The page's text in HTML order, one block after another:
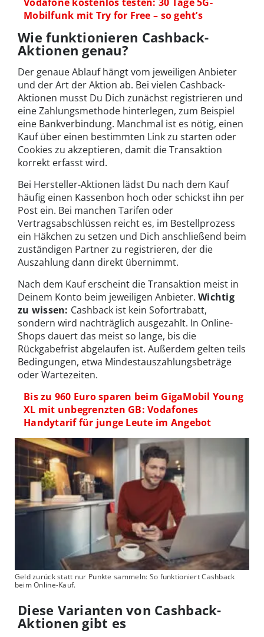
Vodafone kostenlos testen: 30 Tage 5G-
Mobilfunk mit Try for Free – so geht’s
Wie funktionieren Cashback-
Aktionen genau?
Der genaue Ablauf hängt vom jeweiligen Anbieter
und der Art der Aktion ab. Bei vielen Cashback-
Aktionen musst Du Dich zunächst registrieren und
eine Zahlungsmethode hinterlegen, zum Beispiel
eine Bankverbindung. Manchmal ist es nötig, einen
Kauf über einen bestimmten Link zu starten oder
Cookies zu akzeptieren, damit die Transaktion
korrekt erfasst wird.
Bei Hersteller-Aktionen lädst Du nach dem Kauf
häufig einen Kassenbon hoch oder schickst ihn per
Post ein. Bei manchen Tarifen oder
Vertragsabschlüssen reicht es, im Bestellprozess
ein Häkchen zu setzen und Dich anschließend beim
zuständigen Partner zu registrieren, der die
Auszahlung dann direkt übernimmt.
Nach dem Kauf erscheint die Transaktion meist in
Deinem Konto beim jeweiligen Anbieter. Wichtig
zu wissen: Cashback ist kein Sofortrabatt,
sondern wird nachträglich ausgezahlt. In Online-
Shops dauert das meist so lange, bis die
Rückgabefrist abgelaufen ist. Außerdem gelten teils
Bedingungen, etwa Mindestauszahlungsbeträge
oder Wartezeiten.
Bis zu 960 Euro sparen beim GigaMobil Young
XL mit unbegrenzten GB: Vodafones
Handytarif für junge Leute im Angebot
Geld zurück statt nur Punkte sammeln: So funktioniert Cashback
beim Online-Kauf.
Diese Varianten von Cashback-
Aktionen gibt es